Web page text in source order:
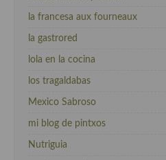
la francesa aux fourneaux
la gastrored
lola en la cocina
los tragaldabas
Mexico Sabroso
mi blog de pintxos
Nutriguia